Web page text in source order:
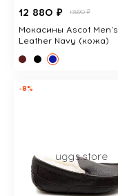
12 880 ₽ 13890 ₽
Мокасины Ascot Men's
Leather Navy (кожа)
-8%